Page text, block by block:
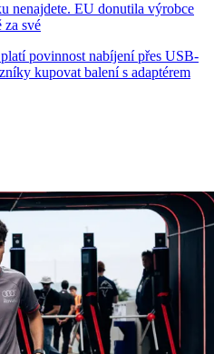
nenajdete. EU donutila výrobce
za své
povinnost nabíjení přes USB-
kupovat balení s adaptérem